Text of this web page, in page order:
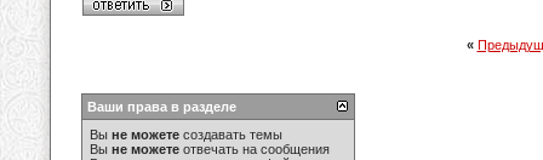
«
Ваши права в разделе
Вы не можете создавать темы
Вы не можете отвечать на сообщения